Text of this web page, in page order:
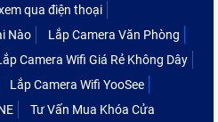
qua điện thoại
Nào
Lắp Camera Văn Phòng
Camera Wifi Giá Rẻ Không Dây
Lắp Camera Wifi YooSee
Tư Vấn Mua Khóa Cửa